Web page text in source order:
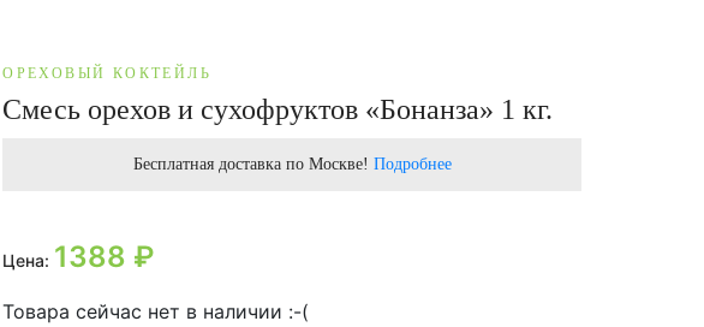
ОРЕХОВЫЙ КОКТЕЙЛЬ
Смесь орехов и сухофруктов «Бонанза» 1 кг.
Бесплатная доставка по Москве! Подробнее
Цена: 1388 ₽
Товара сейчас нет в наличии :-(